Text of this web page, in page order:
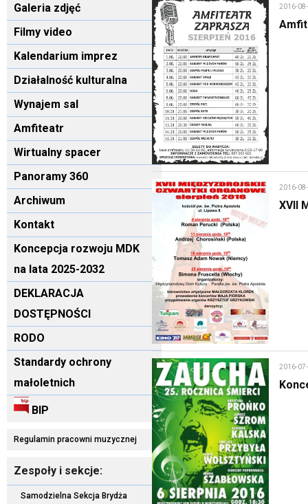
Galeria zdjęć
Filmy video
Kalendarium imprez
Działalność kulturalna
Wynajem sal
Amfiteatr
Wirtualny spacer
Panoramy 360
Archiwum
Kontakt
Koncepcja rozwoju MDK
na lata 2025-2032
DEKLARACJA
DOSTĘPNOŚCI
RODO
Standardy ochrony
małoletnich
BIP
Regulamin pracowni muzycznej
Zespoły i sekcje:
Samodzielna Sekcja Brydża
2016-
2016-
XVII
2016-